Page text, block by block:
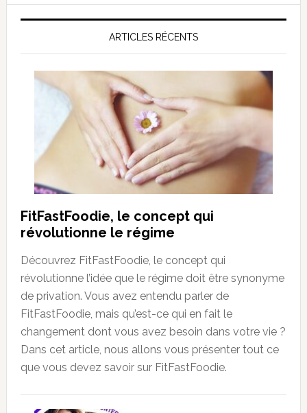
ARTICLES RÉCENTS
FitFastFoodie, le concept qui
révolutionne le régime
Découvrez FitFastFoodie, le concept qui
révolutionne l’idée que le régime doit être synonyme
de privation. Vous avez entendu parler de
FitFastFoodie, mais qu’est-ce qui en fait le
changement dont vous avez besoin dans votre vie ?
Dans cet article, nous allons vous présenter tout ce
que vous devez savoir sur FitFastFoodie.